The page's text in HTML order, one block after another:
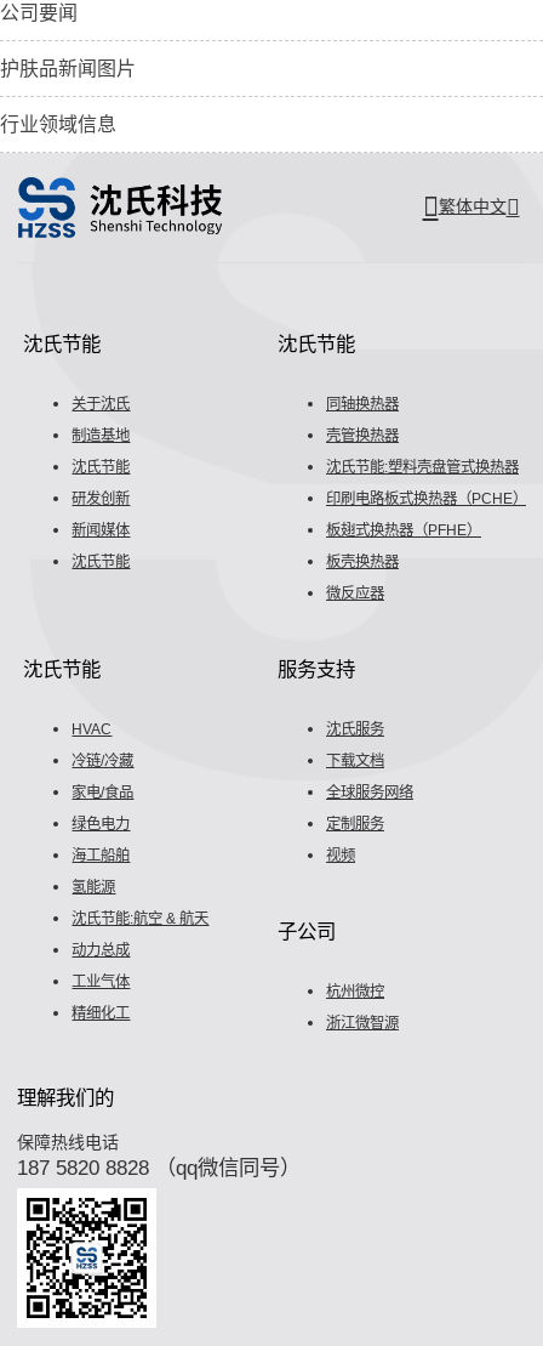
公司要闻
护肤品新闻图片
行业领域信息
繁体中文
沈氏节能
关于沈氏
制造基地
沈氏节能
研发创新
新闻媒体
沈氏节能
沈氏节能
同轴换热器
壳管换热器
沈氏节能:塑料壳盘管式换热器
印刷电路板式换热器（PCHE）
板翅式换热器（PFHE）
板壳换热器
微反应器
沈氏节能
HVAC
冷链/冷藏
家电/食品
绿色电力
海工船舶
氢能源
沈氏节能:航空 & 航天
动力总成
工业气体
精细化工
服务支持
沈氏服务
下载文档
全球服务网络
定制服务
视频
子公司
杭州微控
浙江微智源
理解我们的
保障热线电话
187 5820 8828 （qq微信同号）